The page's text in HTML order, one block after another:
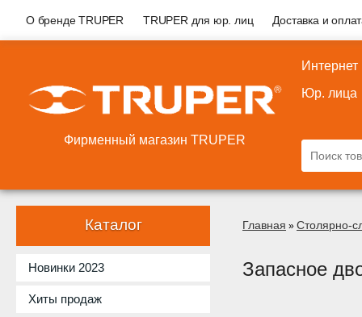
О бренде TRUPER TRUPER для юр. лиц Доставка и
Фирменный магазин TRUPER
Интернет
Юр. лица
Каталог
Новинки 2023
Хиты продаж
Главная » Столярно-
Запасное